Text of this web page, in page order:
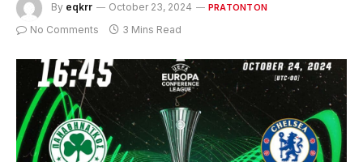
By eqkrr October 23, 2024 PRATONTON
No Comments 3 Mins Read